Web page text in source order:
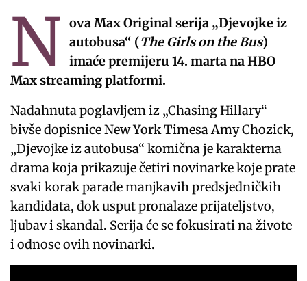
N ova Max Original serija „Djevojke iz
autobusa“ (The Girls on the Bus)
imaće premijeru 14. marta na HBO
Max streaming platformi.
Nadahnuta poglavljem iz „Chasing Hillary“
bivše dopisnice New York Timesa Amy Chozick,
„Djevojke iz autobusa“ komična je karakterna
drama koja prikazuje četiri novinarke koje prate
svaki korak parade manjkavih predsjedničkih
kandidata, dok usput pronalaze prijateljstvo,
ljubav i skandal. Serija će se fokusirati na živote
i odnose ovih novinarki.